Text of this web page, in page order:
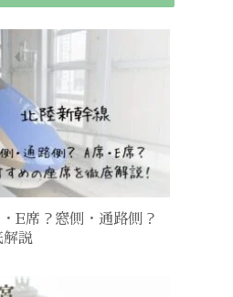
E席？窓側・通路側？
解説